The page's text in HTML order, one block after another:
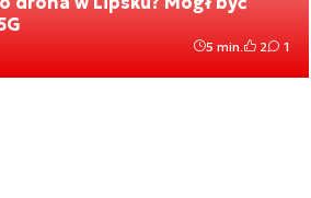
5 min. 2 1